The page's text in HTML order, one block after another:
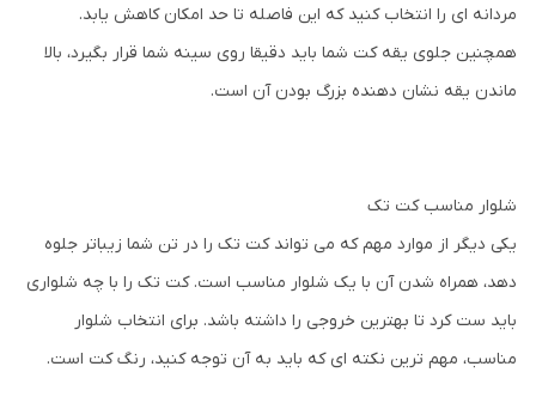
مردانه ای را انتخاب کنید که این فاصله تا حد امکان کاهش یابد.
همچنین جلوی یقه کت شما باید دقیقا روی سینه شما قرار بگیرد، بالا
ماندن یقه نشان دهنده بزرگ بودن آن است.
شلوار مناسب کت تک
یکی دیگر از موارد مهم که می تواند کت تک را در تن شما زیباتر جلوه
دهد، همراه شدن آن با یک شلوار مناسب است. کت تک را با چه شلواری
باید ست کرد تا بهترین خروجی را داشته باشد. برای انتخاب شلوار
مناسب، مهم ترین نکته ای که باید به آن توجه کنید، رنگ کت است.